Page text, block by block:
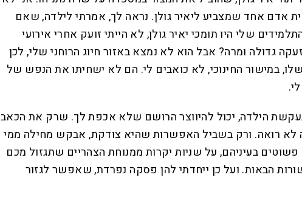
אדם אחד שמצביע ליאיר גולן. נראה לך, אמרתי לילדה, שאם
שלי היו תומכי יאיר גולן, לא הייתי זועק אחרי אירועי
גדולה ומרה? אבל הוא לא נמצא באזור חיוג הרוחני שלי, לכן
במישור החינוכי, לא כואבים לי. הם לא ישחיתו את הנפש של
הילדה, יכול להיווצר הרושם שלא אכפת לך. שרק את הכאב
לא רואה. ורק בשביל האפשרות שהיא צודקת, אבקש מחילה ממי
בעיניהם, על שניות יקרות ממנוחת הצהריים שתגזול מכם
הבאות. ועל כן ייחדתי להן פסקה נפרדת, שאפשר לגזור